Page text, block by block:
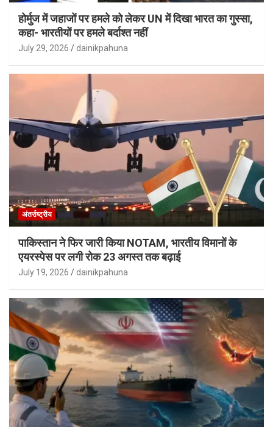
होर्मुज में जहाजों पर हमले को लेकर UN में दिखा भारत का गुस्सा,
कहा- भारतीयों पर हमले बर्दाश्त नहीं
July 29, 2026 dainikpahuna
अंतर्राष्ट्रीय
पाकिस्तान ने फिर जारी किया NOTAM, भारतीय विमानों के
एयरस्पेस पर लगी रोक 23 अगस्त तक बढ़ाई
July 19, 2026 dainikpahuna